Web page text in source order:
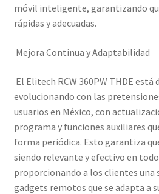
móvil inteligente, garantizando
rápidas y adecuadas.
Mejora Continua y Adaptabilidad
El Elitech RCW 360PW THDE
evolucionando con las
usuarios en México, con
programa y funciones auxiliares
forma periódica. Esto garantiza
siendo relevante y efectivo en
proporcionando a los clientes una
gadgets remotos que se adapta a